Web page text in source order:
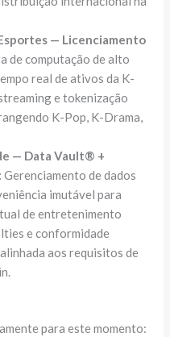
— Licenciamento
de computação de alto
real de ativos da K-
e tokenização
K-Pop, K-Drama,
— Data Vault® +
Gerenciamento de dados
imutável para
de entretenimento
e conformidade
aos requisitos de
para este momento: